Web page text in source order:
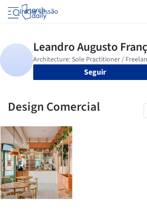
Iniciar sessão
Seguir
Design Comercial